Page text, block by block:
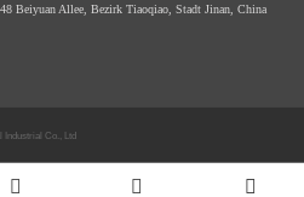
Beiyuan Allee, Bezirk Tiaoqiao, Stadt Jinan, China
Industrial Co., Ltd